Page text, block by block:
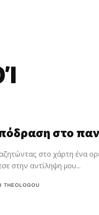
στο
στο χάρτη ένα
στην αντίληψη μου...
THEOLOGOU